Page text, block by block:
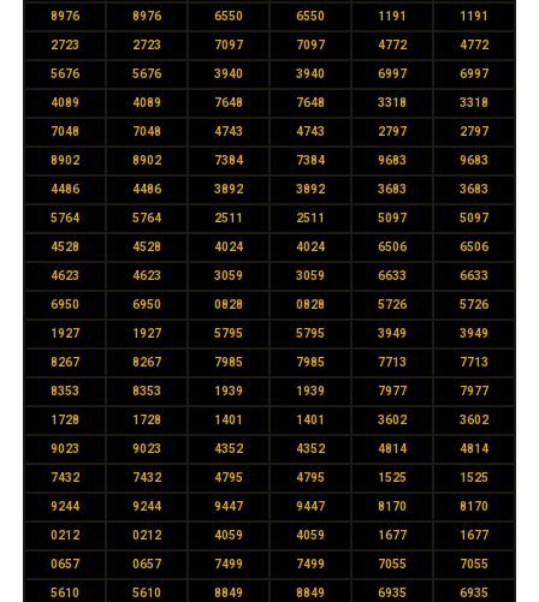
8976 8976 6550 6550 1191 1191
2723 2723 7097 7097 4772 4772
5676 5676 3940 3940 6997 6997
4089 4089 7648 7648 3318 3318
7048 7048 4743 4743 2797 2797
8902 8902 7384 7384 9683 9683
4486 4486 3892 3892 3683 3683
5764 5764 2511 2511 5097 5097
4528 4528 4024 4024 6506 6506
4623 4623 3059 3059 6633 6633
6950 6950 0828 0828 5726 5726
1927 1927 5795 5795 3949 3949
8267 8267 7985 7985 7713 7713
8353 8353 1939 1939 7977 7977
1728 1728 1401 1401 3602 3602
9023 9023 4352 4352 4814 4814
7432 7432 4795 4795 1525 1525
9244 9244 9447 9447 8170 8170
0212 0212 4059 4059 1677 1677
0657 0657 7499 7499 7055 7055
5610 5610 8849 8849 6935 6935